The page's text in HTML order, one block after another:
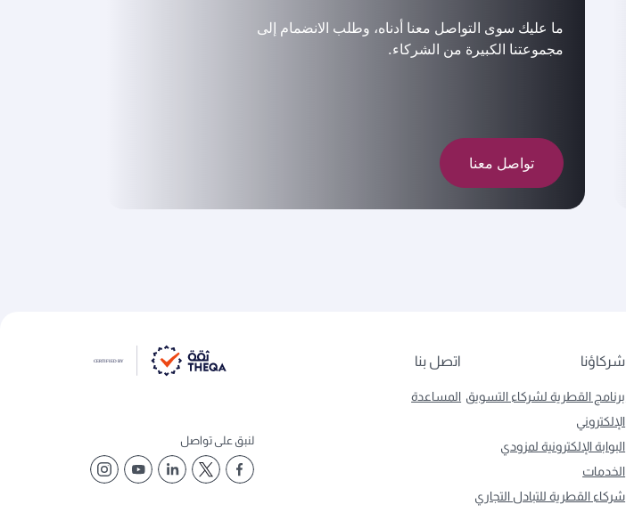
ما عليك سوى التواصل معنا أدناه، وطلب الانضمام إلى
مجموعتنا الكبيرة من الشركاء.
تواصل معنا
شركاؤنا اتصل بنا
برنامج القطرية لشركاء التسويق
الإلكتروني
البوابة الإلكترونية لمزودي
الخدمات
شركاء القطرية للتبادل التجاري
المساعدة
لنبق على تواصل